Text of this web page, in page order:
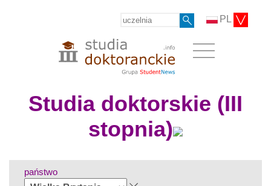
PL
Studia doktorskie (III
stopnia)
państwo